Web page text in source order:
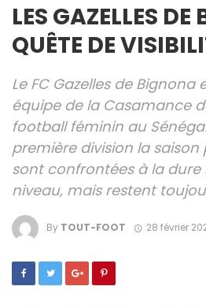
LES GAZELLES
QUÊTE DE
Le FC Gazelles de Bignona
équipe de la Casamance
football féminin au
première division la saison
sont confrontées à la
niveau, mais restent
By TOUT-FOOT 28 février